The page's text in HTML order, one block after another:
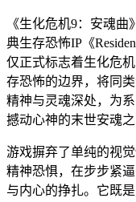
《生化危机9：安魂
典生存恐怖IP《
仅正式标志着生化危
存恐怖的边界，将同
精神与灵魂深处，为
撼动心神的末世安魂之
游戏摒弃了单纯的视
精神恐惧，在步步紧
与内心的挣扎。它既